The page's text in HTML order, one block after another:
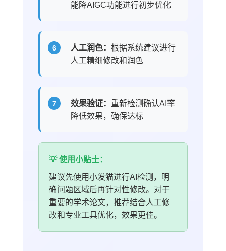
能降AIGC功能进行初步优化
人工润色： 根据系统建议进行
人工精细修改和润色
效果验证： 重新检测确认AI率
降低效果，确保达标
💡 使用小贴士：
建议先使用小发猫进行AI检测，明
确问题区域后再针对性修改。对于
重要的学术论文，推荐结合人工修
改和专业工具优化，效果更佳。